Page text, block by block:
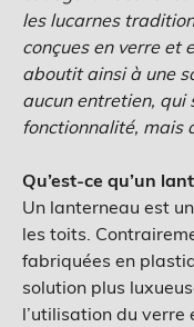
les lucarnes
conçues en verre et
aboutit ainsi à une
aucun entretien, qui
fonctionnalité, mais
Qu’est-ce qu’un
Un lanterneau est
les toits.
fabriquées en
solution plus
l’utilisation du verre